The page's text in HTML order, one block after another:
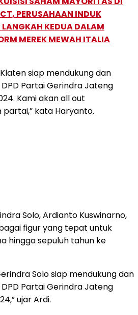
PERUSAHAAN INDUK
KEDUA DALAM
MEREK MEWAH ITALIA
siap mendukung dan
Partai Gerindra Jateng
Kami akan all out
kata Haryanto.
Solo, Ardianto Kuswinarno,
figur yang tepat untuk
hingga sepuluh tahun ke
Solo siap mendukung dan
Partai Gerindra Jateng
ujar Ardi.